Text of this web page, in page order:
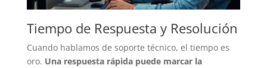
Tiempo de Respuesta y Resolución
Cuando hablamos de soporte técnico, el tiempo es
oro. Una respuesta rápida puede marcar la